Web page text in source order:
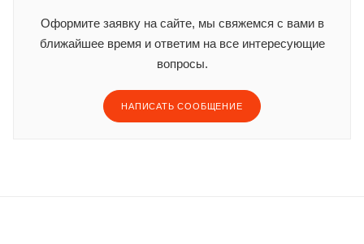
Оформите заявку на сайте, мы свяжемся с вами в
ближайшее время и ответим на все интересующие
вопросы.
НАПИСАТЬ СООБЩЕНИЕ